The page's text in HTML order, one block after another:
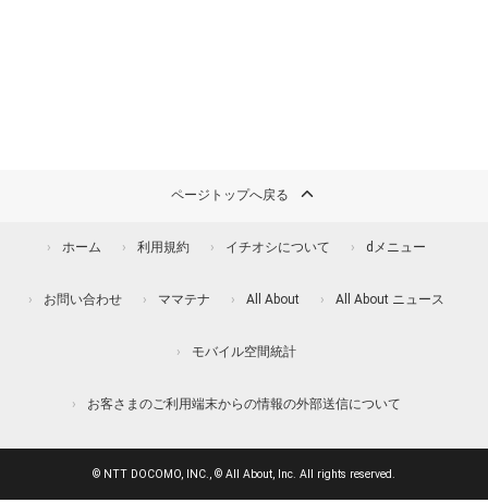
ページトップへ戻る
ホーム 利用規約 イチオシについて dメニュー
お問い合わせ ママテナ All About All About ニュース
モバイル空間統計
お客さまのご利用端末からの情報の外部送信について
© NTT DOCOMO, INC., © All About, Inc. All rights reserved.